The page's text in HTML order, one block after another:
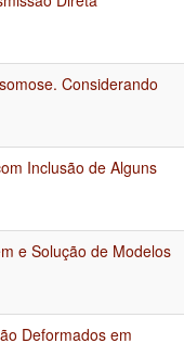
Considerando
Inclusão de Alguns
e Solução de Modelos
Deformados em